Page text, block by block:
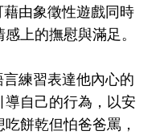
由象徵性遊戲同時
上的撫慰與滿足。
練習表達他內心的
自己的行為，以安
餅乾但怕爸爸罵，